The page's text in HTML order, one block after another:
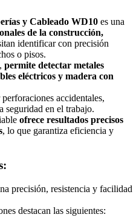
y Cableado WD10 es una
de la construcción,
identificar con precisión
o pisos.
permite detectar metales
eléctricos y madera con
accidentales,
seguridad en el trabajo.
ofrece resultados precisos
, lo que garantiza eficiencia y
precisión, resistencia y facilidad
destacan las siguientes: